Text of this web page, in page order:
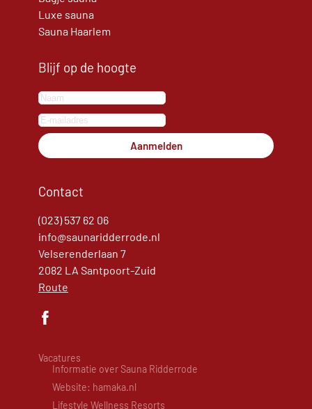
Luxe sauna
Sauna Haarlem
Blijf op de hoogte
Aanmelden
Contact
(023) 537 62 06
info@saunaridderrode.nl
Velserenderlaan 7
2082 LA Santpoort-Zuid
Route
Vacatures
Informatie over Sauna Ridderrode
Website: hamaka.nl
Lifestyle Wellness Resorts